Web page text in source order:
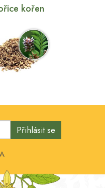
kořen
Přihlásit se